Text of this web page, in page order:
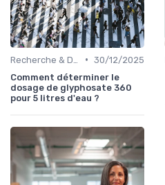
• 30/12/2025
Comment déterminer le
dosage de glyphosate 360
pour 5 litres d'eau ?